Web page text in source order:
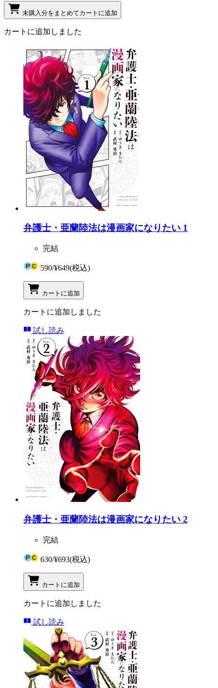
未購入分をまとめてカートに追加
カートに追加しました
弁護士・亜蘭陸法は漫画家になりたい 1
完結
590/¥649(税込)
カートに追加
カートに追加しました
試し読み
弁護士・亜蘭陸法は漫画家になりたい 2
完結
630/¥693(税込)
カートに追加
カートに追加しました
試し読み